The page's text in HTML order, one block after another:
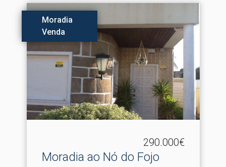
Moradia
Venda
290.000€
Moradia ao Nó do Fojo